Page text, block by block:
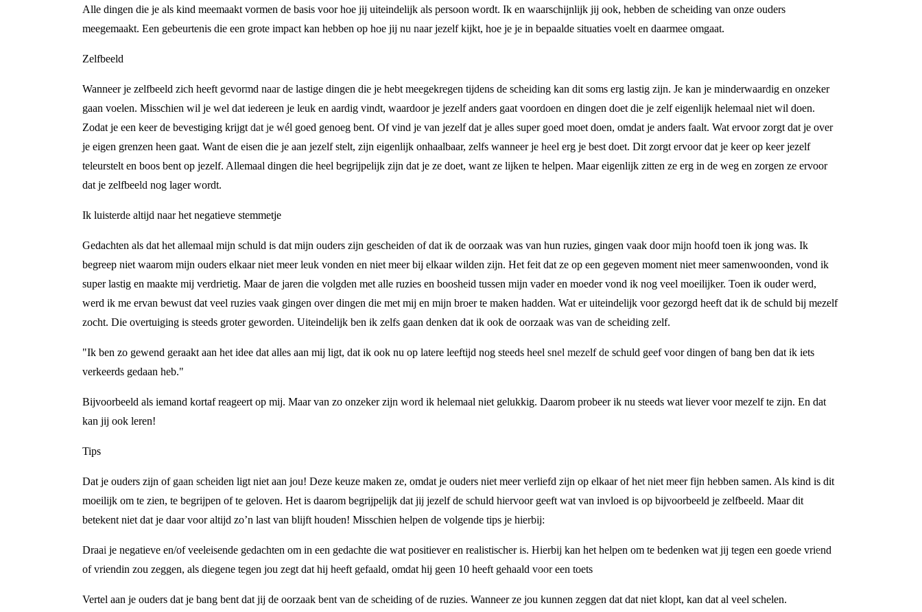
Alle dingen die je als kind meemaakt vormen de basis voor hoe jij uiteindelijk als persoon wordt. Ik en waarschijnlijk jij ook, hebben de scheiding van onze ouders
meegemaakt. Een gebeurtenis die een grote impact kan hebben op hoe jij nu naar jezelf kijkt, hoe je je in bepaalde situaties voelt en daarmee omgaat.
Zelfbeeld
Wanneer je zelfbeeld zich heeft gevormd naar de lastige dingen die je hebt meegekregen tijdens de scheiding kan dit soms erg lastig zijn. Je kan je minderwaardig en onzeker
gaan voelen. Misschien wil je wel dat iedereen je leuk en aardig vindt, waardoor je jezelf anders gaat voordoen en dingen doet die je zelf eigenlijk helemaal niet wil doen.
Zodat je een keer de bevestiging krijgt dat je wél goed genoeg bent. Of vind je van jezelf dat je alles super goed moet doen, omdat je anders faalt. Wat ervoor zorgt dat je over
je eigen grenzen heen gaat. Want de eisen die je aan jezelf stelt, zijn eigenlijk onhaalbaar, zelfs wanneer je heel erg je best doet. Dit zorgt ervoor dat je keer op keer jezelf
teleurstelt en boos bent op jezelf. Allemaal dingen die heel begrijpelijk zijn dat je ze doet, want ze lijken te helpen. Maar eigenlijk zitten ze erg in de weg en zorgen ze ervoor
dat je zelfbeeld nog lager wordt.
Ik luisterde altijd naar het negatieve stemmetje
Gedachten als dat het allemaal mijn schuld is dat mijn ouders zijn gescheiden of dat ik de oorzaak was van hun ruzies, gingen vaak door mijn hoofd toen ik jong was. Ik
begreep niet waarom mijn ouders elkaar niet meer leuk vonden en niet meer bij elkaar wilden zijn. Het feit dat ze op een gegeven moment niet meer samenwoonden, vond ik
super lastig en maakte mij verdrietig. Maar de jaren die volgden met alle ruzies en boosheid tussen mijn vader en moeder vond ik nog veel moeilijker. Toen ik ouder werd,
werd ik me ervan bewust dat veel ruzies vaak gingen over dingen die met mij en mijn broer te maken hadden. Wat er uiteindelijk voor gezorgd heeft dat ik de schuld bij mezelf
zocht. Die overtuiging is steeds groter geworden. Uiteindelijk ben ik zelfs gaan denken dat ik ook de oorzaak was van de scheiding zelf.
"Ik ben zo gewend geraakt aan het idee dat alles aan mij ligt, dat ik ook nu op latere leeftijd nog steeds heel snel mezelf de schuld geef voor dingen of bang ben dat ik iets
verkeerds gedaan heb."
Bijvoorbeeld als iemand kortaf reageert op mij. Maar van zo onzeker zijn word ik helemaal niet gelukkig. Daarom probeer ik nu steeds wat liever voor mezelf te zijn. En dat
kan jij ook leren!
Tips
Dat je ouders zijn of gaan scheiden ligt niet aan jou! Deze keuze maken ze, omdat je ouders niet meer verliefd zijn op elkaar of het niet meer fijn hebben samen. Als kind is dit
moeilijk om te zien, te begrijpen of te geloven. Het is daarom begrijpelijk dat jij jezelf de schuld hiervoor geeft wat van invloed is op bijvoorbeeld je zelfbeeld. Maar dit
betekent niet dat je daar voor altijd zo’n last van blijft houden! Misschien helpen de volgende tips je hierbij:
Draai je negatieve en/of veeleisende gedachten om in een gedachte die wat positiever en realistischer is. Hierbij kan het helpen om te bedenken wat jij tegen een goede vriend
of vriendin zou zeggen, als diegene tegen jou zegt dat hij heeft gefaald, omdat hij geen 10 heeft gehaald voor een toets
Vertel aan je ouders dat je bang bent dat jij de oorzaak bent van de scheiding of de ruzies. Wanneer ze jou kunnen zeggen dat dat niet klopt, kan dat al veel schelen.